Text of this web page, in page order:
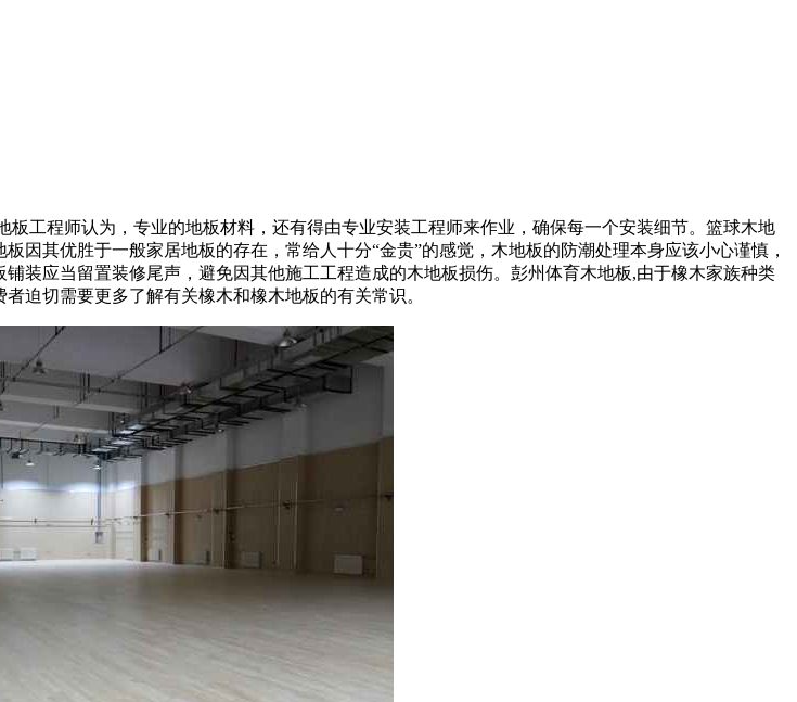
程师认为，专业的地板材料，还有得由专业安装工程师来作业，确保每一个安装细节。篮球木地
因其优胜于一般家居地板的存在，常给人十分“金贵”的感觉，木地板的防潮处理本身应该小心谨慎，
装应当留置装修尾声，避免因其他施工工程造成的木地板损伤。彭州体育木地板,由于橡木家族种类
迫切需要更多了解有关橡木和橡木地板的有关常识。